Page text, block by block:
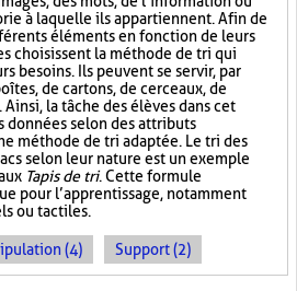
à laquelle ils appartiennent. Afin de
éléments en fonction de leurs
choisissent la méthode de tri qui
besoins. Ils peuvent se servir, par
de cartons, de cerceaux, de
la tâche des élèves dans cet
données selon des attributs
méthode de tri adaptée. Le tri des
selon leur nature est un exemple
Tapis de tri. Cette formule
pour l’apprentissage, notamment
ou tactiles.
(4) Support (2)